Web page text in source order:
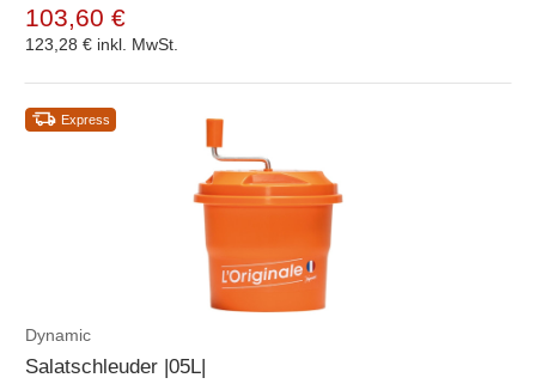
103,60 €
123,28 € inkl. MwSt.
Express
Dynamic
Salatschleuder |05L|